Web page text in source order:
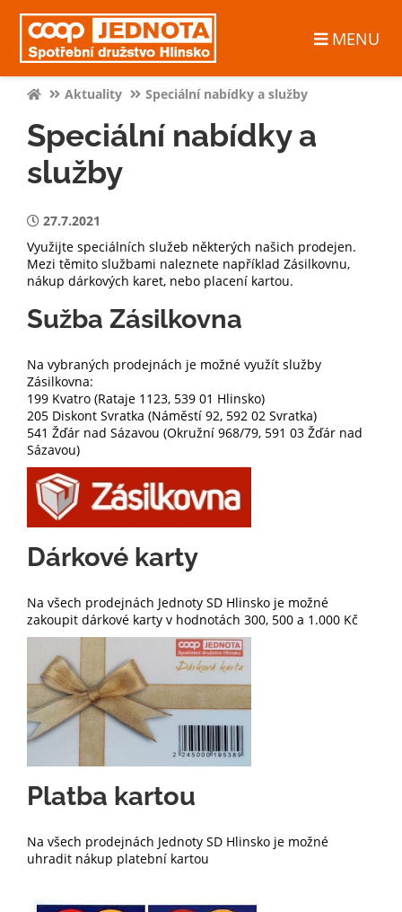
MENU
Aktuality Speciální nabídky a služby
Speciální nabídky a
služby
27.7.2021
Využijte speciálních služeb některých našich prodejen.
Mezi těmito službami naleznete například Zásilkovnu,
nákup dárkových karet, nebo placení kartou.
Sužba Zásilkovna
Na vybraných prodejnách je možné využít služby
Zásilkovna:
199 Kvatro (Rataje 1123, 539 01 Hlinsko)
205 Diskont Svratka (Náměstí 92, 592 02 Svratka)
541 Žďár nad Sázavou (Okružní 968/79, 591 03 Žďár nad
Sázavou)
Dárkové karty
Na všech prodejnách Jednoty SD Hlinsko je možné
zakoupit dárkové karty v hodnotách 300, 500 a 1.000 Kč
Platba kartou
Na všech prodejnách Jednoty SD Hlinsko je možné
uhradit nákup platební kartou